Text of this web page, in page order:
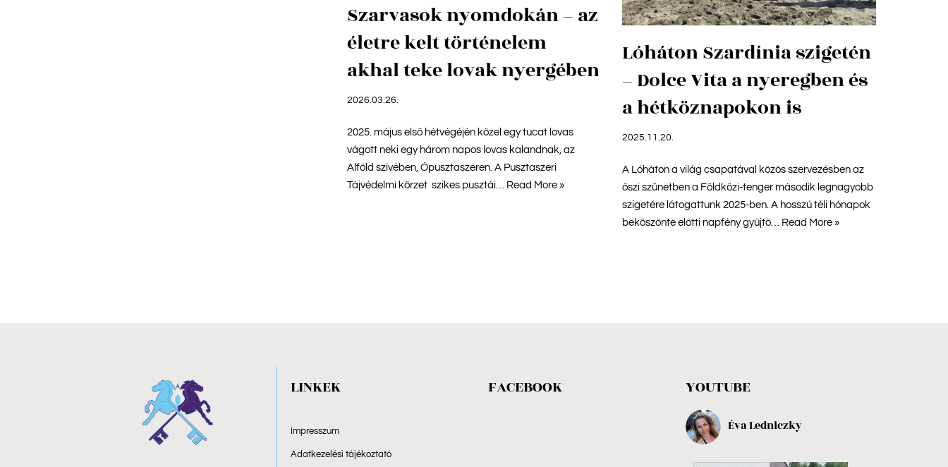
Szarvasok nyomdokán – az
életre kelt történelem
akhal teke lovak nyergében
2026.03.26.
2025. május első hétvégéjén közel egy tucat lovas
vágott neki egy három napos lovas kalandnak, az
Alföld szívében, Ópusztaszeren. A Pusztaszeri
Tájvédelmi körzet szikes pusztái…
Read More »
Lóháton Szardínia szigetén
– Dolce Vita a nyeregben és
a hétköznapokon is
2025.11.20.
A Lóháton a világ csapatával közös szervezésben az
őszi szünetben a Földközi-tenger második legnagyobb
szigetére látogattunk 2025-ben. A hosszú téli hónapok
beköszönte előtti napfény gyűjtő…
Read More »
LINKEK
Impresszum
Adatkezelési tájékoztató
FACEBOOK YOUTUBE
Éva Ledniczky